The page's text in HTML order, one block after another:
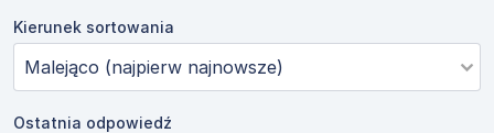
Kierunek sortowania
Ostatnia odpowiedź